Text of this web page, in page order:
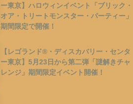
ー東京】ハロウィンイベント「ブリック・
オア・トリートモンスター・パーティー」
期間限定で開催！
【レゴランド®︎・ディスカバリー・センタ
ー東京】5月23日から第二弾「謎解きチャ
レンジ」期間限定イベント開催！